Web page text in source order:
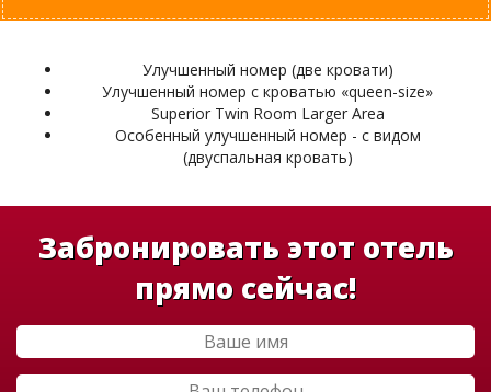
Улучшенный номер (две кровати)
Улучшенный номер с кроватью «queen-size»
Superior Twin Room Larger Area
Особенный улучшенный номер - с видом
(двуспальная кровать)
Забронировать этот отель
прямо сейчас!